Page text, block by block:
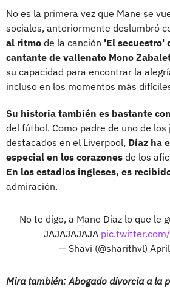
No es la primera vez que Mane se
sociales, anteriormente deslumbró
al ritmo de la canción 'El secuestro'
cantante de vallenato Mono
su capacidad para encontrar la
incluso en los momentos más
Su historia también es bastante
del fútbol. Como padre de uno de los
destacados en el Liverpool, Díaz ha
especial en los corazones de los
En los estadios ingleses, es
admiración.
No te digo, a Mane Diaz lo que le
JAJAJAJAJA
— Shavi (@sharithvl)
Mira también: Abogado divorcia a la